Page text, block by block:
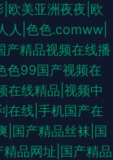
欧美亚洲夜夜|欧
人|色色.comww|
精品视频在线播
色99国产视频在
在线精品|视频中
在线|手机国产在
|国产精品丝袜|国
品网址|国产精品